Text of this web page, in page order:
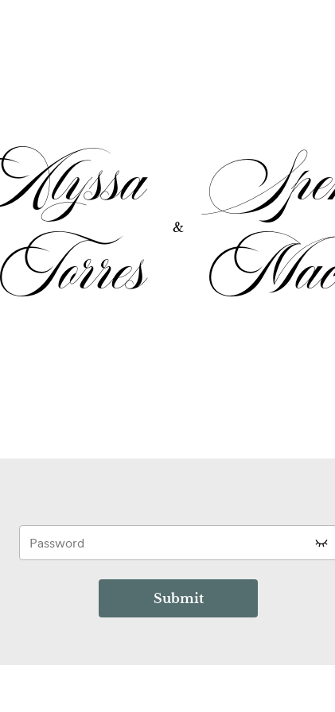
Torres
&
Submit